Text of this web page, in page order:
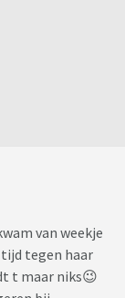
van weekje
tegen haar
t maar niks😉